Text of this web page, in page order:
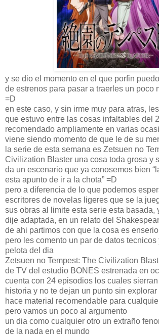
y se dio el momento en el que porfin
de estrenos para pasar a traerles un poco
=D
en este caso, y sin irme muy para atras,
que estuvo entre las cosas infaltables del
recomendado ampliamente en varias
viene siendo momento de que le de su
la serie de esta semana es Zetsuen no
Civilization Blaster una cosa toda grosa y
da un escenario que ya conosemos bien
esta apunto de ir a la chota” =D
pero a diferencia de lo que podemos
escritores de novelas ligeres que se la
sus obras al limite esta serie esta basada,
dije adaptada, en un relato del
de ahi partimos con que la cosa es
pero les comento un par de datos tecnicos
pelota del dia
Zetsuen no Tempest: The Civilization
de TV del estudio BONES estrenada en
cuenta con 24 episodios los cuales
historia y no te dejan un punto sin
hace material recomendable para
pero vamos un poco al argumento
un dia como cualquier otro un extraño
de la nada en el mundo